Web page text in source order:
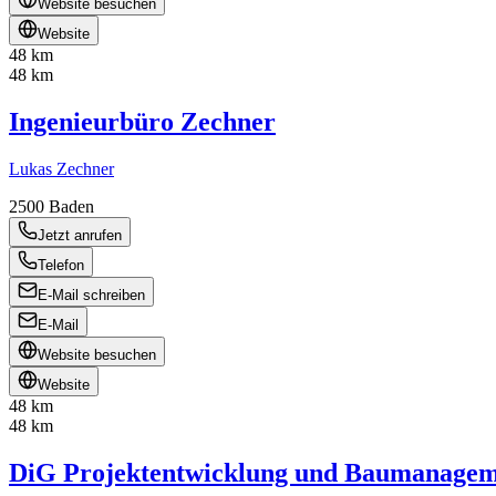
Website besuchen
Website
48 km
48 km
Ingenieurbüro Zechner
Lukas Zechner
2500 Baden
Jetzt anrufen
Telefon
E-Mail schreiben
E-Mail
Website besuchen
Website
48 km
48 km
DiG Projektentwicklung und